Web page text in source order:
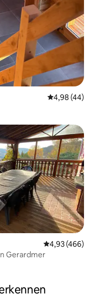
Gemiddelde
4,98 (44)
Gemiddelde
4,93 (466)
Gerardmer